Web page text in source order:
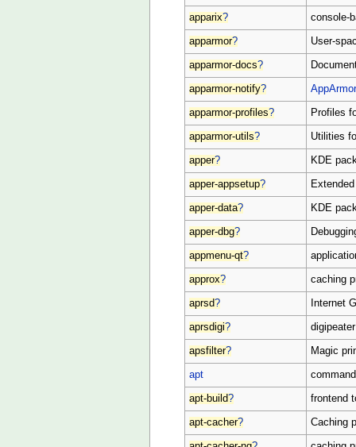
apparix? console-
apparmor? User-
apparmor-docs?
apparmor-notify?
apparmor-profiles? Profiles
apparmor-utils? Utilities
apper? KDE
apper-appsetup?
apper-data? KDE
apper-dbg?
appmenu-qt?
approx? caching
aprsd? Internet
aprsdigi?
apsfilter? Magic
apt
apt-build? frontend
apt-cacher? Caching